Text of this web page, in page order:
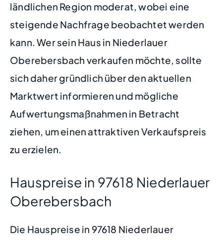
ländlichen Region moderat, wobei eine
steigende Nachfrage beobachtet werden
kann. Wer sein Haus in Niederlauer
Oberebersbach verkaufen möchte, sollte
sich daher gründlich über den aktuellen
Marktwert informieren und mögliche
Aufwertungsmaßnahmen in Betracht
ziehen, um einen attraktiven Verkaufspreis
zu erzielen.
Hauspreise in 97618 Niederlauer
Oberebersbach
Die Hauspreise in 97618 Niederlauer